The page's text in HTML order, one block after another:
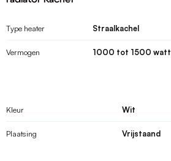
Type heater Straalkachel
Vermogen 1000 tot 1500 watt
Kleur Wit
Plaatsing Vrijstaand